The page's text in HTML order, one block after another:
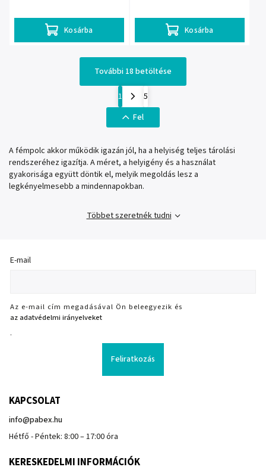
Kosárba Kosárba
További 18 betöltése
1
5
Fel
A fémpolc akkor működik igazán jól, ha a helyiség teljes tárolási
rendszeréhez igazítja. A méret, a helyigény és a használat
gyakorisága együtt döntik el, melyik megoldás lesz a
legkényelmesebb a mindennapokban.
Többet szeretnék tudni
E-mail
Az e-mail cím megadásával Ön beleegyezik és
az adatvédelmi irányelveket
.
Feliratkozás
KAPCSOLAT
info@pabex.hu
Hétfő - Péntek: 8:00 – 17:00 óra
KERESKEDELMI INFORMÁCIÓK